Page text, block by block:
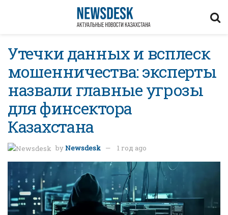
Утечки данных и всплеск
мошенничества: эксперты
назвали главные угрозы
для финсектора
Казахстана
byNewsdesk 1 год ago